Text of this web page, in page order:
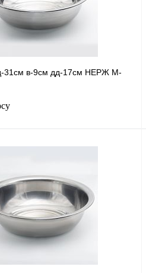
наличии
31см в-9см дд-17см НЕРЖ М-
К сравнению
Под заказ